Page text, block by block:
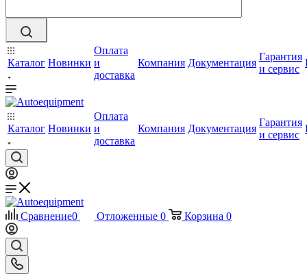
Каталог Новинки
Оплата
и
доставка
Компания Документация
Гарантия
и сервис
Каталог Новинки
Оплата
и
доставка
Компания Документация
Гарантия
и сервис
Сравнение0 Отложенные 0 Корзина 0